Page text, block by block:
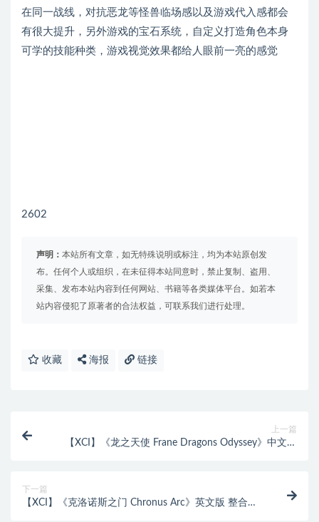
在同一战线，对抗恶龙等怪兽临场感以及游戏代入感都会
有很大提升，另外游戏的宝石系统，自定义打造角色本身
可学的技能种类，游戏视觉效果都给人眼前一亮的感觉
2602
声明： 本站所有文章，如无特殊说明或标注，均为本站原创发
布。任何个人或组织，在未征得本站同意时，禁止复制、盗用、
采集、发布本站内容到任何网站、书籍等各类媒体平台。如若本
站内容侵犯了原著者的合法权益，可联系我们进行处理。
收藏 海报 链接
上一篇
【XCI】《龙之天使 Frane Dragons Odyssey》中文版
下一篇
【XCI】《克洛诺斯之门 Chronus Arc》英文版 整合版